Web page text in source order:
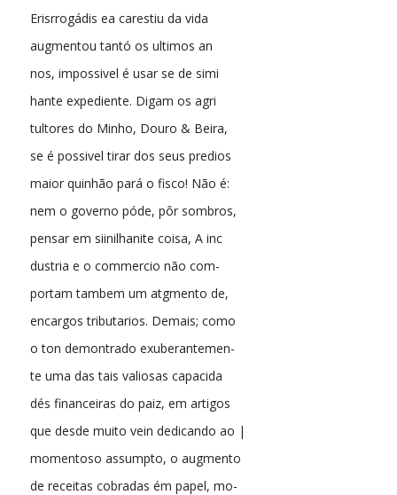
Erisrrogádis ea carestiu da vida
augmentou tantó os ultimos an
nos, impossivel é usar se de simi
hante expediente. Digam os agri
tultores do Minho, Douro & Beira,
se é possivel tirar dos seus predios
maior quinhão pará o fisco! Não é:
nem o governo póde, pôr sombros,
pensar em siinilhanite coisa, A inc
dustria e o commercio não com-
portam tambem um atgmento de,
encargos tributarios. Demais; como
o ton demontrado exuberantemen-
te uma das tais valiosas capacida
dés financeiras do paiz, em artigos
que desde muito vein dedicando ao |
momentoso assumpto, o augmento
de receitas cobradas ém papel, mo-